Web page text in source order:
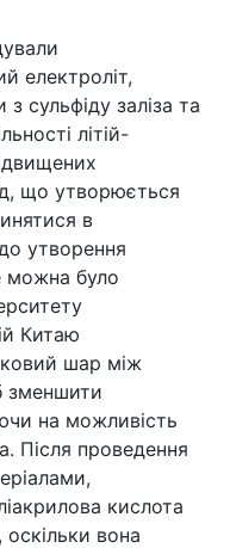
електроліт,
сульфіду заліза та
літій-
що утворюється
в
утворення
можна було
Китаю
шар між
зменшити
на можливість
Після проведення
кислота
вона